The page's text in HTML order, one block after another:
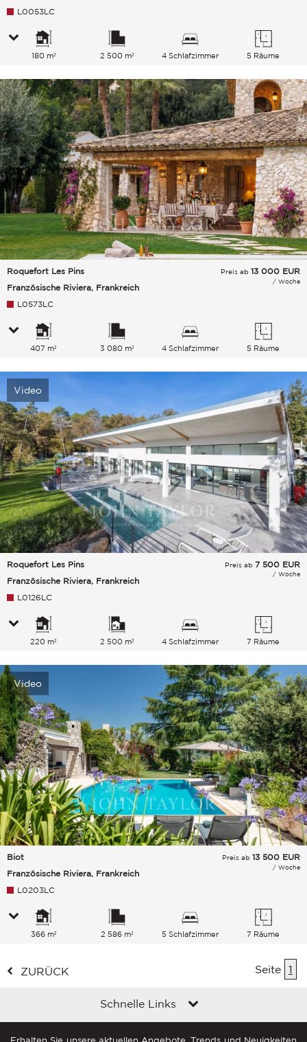
L0053LC
180 m² 2 500 m² 4 Schlafzimmer 5 Räume
Roquefort Les Pins
Französische Riviera, Frankreich
Preis ab 13 000 EUR
/ Woche
L0573LC
407 m² 3 080 m² 4 Schlafzimmer 5 Räume
Video
Roquefort Les Pins
Französische Riviera, Frankreich
Preis ab 7 500 EUR
/ Woche
L0126LC
220 m² 2 500 m² 4 Schlafzimmer 7 Räume
Video
Biot
Französische Riviera, Frankreich
Preis ab 13 500 EUR
/ Woche
L0203LC
366 m² 2 586 m² 5 Schlafzimmer 7 Räume
ZURÜCK Seite 1
Schnelle Links